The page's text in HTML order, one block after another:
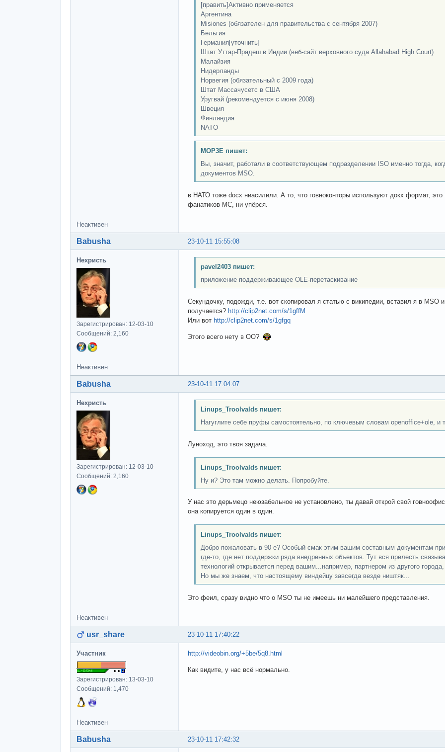
[править]Активно применяется
Аргентина
Misiones (обязателен для правительства с сентября 2007)
Бельгия
Германия[уточнить]
Штат Уттар-Прадеш в Индии (веб-сайт верховного суда Allahabad High Court)
Малайзия
Нидерланды
Норвегия (обязательный с 2009 года)
Штат Массачусетс в США
Уругвай (рекомендуется с июня 2008)
Швеция
Финляндия
NATO
MOP3E пишет:
Вы, значит, работали в соответствующем подразделении ISO именно тогда,
документов MSO.
в НАТО тоже docx ниасилили. А то, что говноконторы используют докх формат,
фанатиков МС, ни упёрся.
Неактивен
23-10-11 15:55:08
Babusha
Нехристь
Зарегистрирован: 12-03-10
Сообщений: 2,160
pavel2403 пишет:
приложение поддерживающее OLE-перетаскивание
Секундочку, подожди, т.е. вот скопировал я статью с википедии, вставил я в
получается? http://clip2net.com/s/1gffM
Или вот http://clip2net.com/s/1gfgq
Этого всего нету в ОО?
Неактивен
23-10-11 17:04:07
Babusha
Нехристь
Зарегистрирован: 12-03-10
Сообщений: 2,160
Linups_Troolvalds пишет:
Нагуглите себе пруфы самостоятельно, по ключевым словам openoffice+ole, и
Луноход, это твоя задача.
Linups_Troolvalds пишет:
Ну и? Это там можно делать. Попробуйте.
У нас это дерьмецо неюзабельное не установлено, ты давай открой свой
она копируется один в один.
Linups_Troolvalds пишет:
Добро пожаловать в 90-е? Особый смак этим вашим составным документам
где-то, где нет поддержки ряда внедренных объектов. Тут вся прелесть
технологий открывается перед вашим...например, партнером из другого города,
Но мы же знаем, что настоящему виндейцу завсегда везде ништяк...
Это феил, сразу видно что о MSO ты не имеешь ни малейшего представления.
Неактивен
23-10-11 17:40:22
usr_share
Участник
Зарегистрирован: 13-03-10
Сообщений: 1,470
http://videobin.org/+5be/5q8.html
Как видите, у нас всё нормально.
Неактивен
23-10-11 17:42:32
Babusha